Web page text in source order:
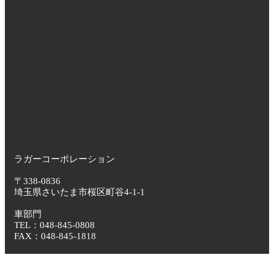
ラガーコーポレーション
〒338-0836
埼玉県さいたま市桜区町谷4-1-1
車部門
TEL：048-845-0808
FAX：048-845-1818